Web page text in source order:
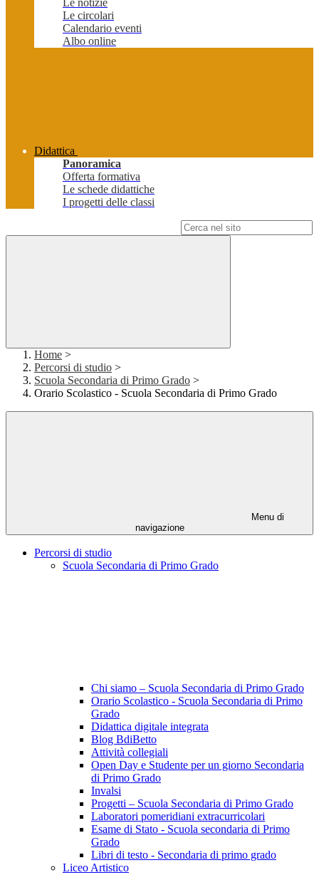
Le notizie
Le circolari
Calendario eventi
Albo online
Didattica
Panoramica
Offerta formativa
Le schede didattiche
I progetti delle classi
Home >
Percorsi di studio >
Scuola Secondaria di Primo Grado >
Orario Scolastico - Scuola Secondaria di Primo Grado
Menu di
navigazione
Percorsi di studio
Scuola Secondaria di Primo Grado
Chi siamo – Scuola Secondaria di Primo Grado
Orario Scolastico - Scuola Secondaria di Primo
Grado
Didattica digitale integrata
Blog BdiBetto
Attività collegiali
Open Day e Studente per un giorno Secondaria
di Primo Grado
Invalsi
Progetti – Scuola Secondaria di Primo Grado
Laboratori pomeridiani extracurricolari
Esame di Stato - Scuola secondaria di Primo
Grado
Libri di testo - Secondaria di primo grado
Liceo Artistico